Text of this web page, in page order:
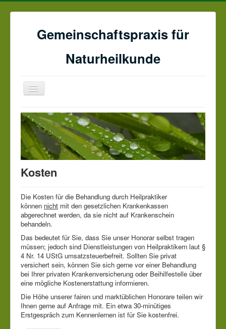
Gemeinschaftspraxis für
Naturheilkunde
Navigation
an/aus
Home
Anne Becker-Bartoldus
Dr. phil. Marco J. Bartoldus
Kosten
Die Kosten für die Behandlung durch Heilpraktiker
können nicht mit den gesetzlichen Krankenkassen
abgerechnet werden, da sie nicht auf Krankenschein
behandeln.
Das bedeutet für Sie, dass Sie unser Honorar selbst tragen
müssen; jedoch sind Dienstleistungen von Heilpraktikern laut §
4 Nr. 14 UStG umsatzsteuerbefreit. Sollten Sie privat
versichert sein, können Sie sich gerne vor einer Behandlung
bei Ihrer privaten Krankenversicherung oder Beihilfestelle über
eine mögliche Kostenerstattung informieren.
Die Höhe unserer fairen und marktüblichen Honorare teilen wir
Ihnen gerne auf Anfrage mit. Ein etwa 30-minütiges
Erstgespräch zum Kennenlernen ist für Sie kostenfrei.